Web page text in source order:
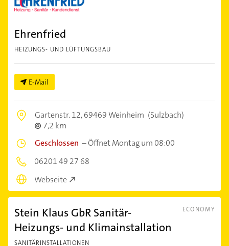
Ehrenfried
HEIZUNGS- UND LÜFTUNGSBAU
E-Mail
Gartenstr. 12,69469 Weinheim (Sulzbach)
7,2 km
Geschlossen –Öffnet Montag um 08:00
06201 49 27 68
Webseite
ECONOMY
Stein Klaus GbR Sanitär-
Heizungs- und Klimainstallation
SANITÄRINSTALLATIONEN